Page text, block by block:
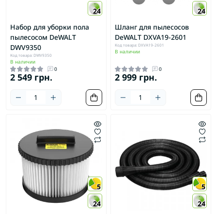
24
Набор для уборки пола
пылесосом DeWALT
DWV9350
Код товара: DWV9350
В наличии
0
2 549 грн.
24
Шланг для пылесосов
DeWALT DXVA19-2601
Код товара: DXVA19-2601
В наличии
0
2 999 грн.
5
24
5
24